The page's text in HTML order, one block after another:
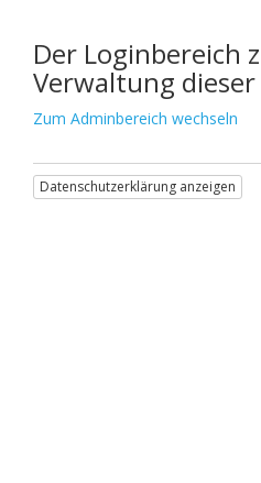
Der Loginbereich
Verwaltung
Zum Adminbereich wechseln
Datenschutzerklärung anzeigen